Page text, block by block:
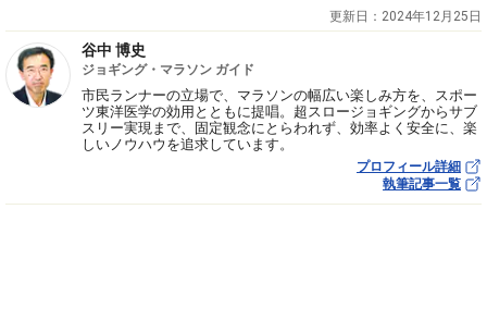
更新日： 2024年12月25日
谷中 博史
ジョギング・マラソン ガイド
市民ランナーの立場で、マラソンの幅広い楽しみ方を、スポー
ツ東洋医学の効用とともに提唱。超スロージョギングからサブ
スリー実現まで、固定観念にとらわれず、効率よく安全に、楽
しいノウハウを追求しています。
プロフィール詳細
執筆記事一覧